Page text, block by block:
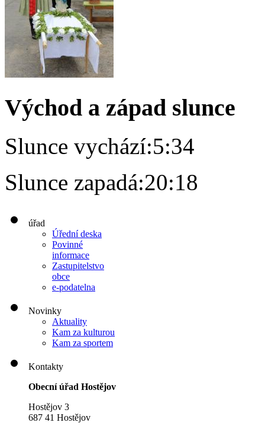
Východ a západ slunce
Slunce vychází:5:34
Slunce zapadá:20:18
úřad
Úřední deska
Povinné
informace
Zastupitelstvo
obce
e-podatelna
Novinky
Aktuality
Kam za kulturou
Kam za sportem
Kontakty
Obecní úřad Hostějov
Hostějov 3
687 41 Hostějov